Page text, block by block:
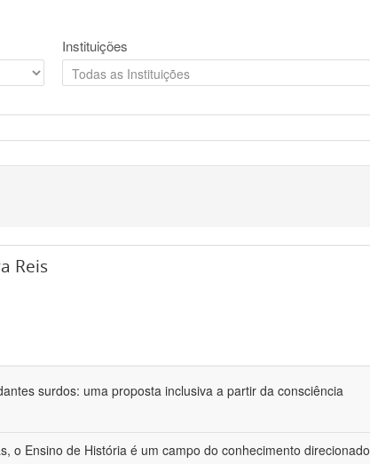
Instituições
Reis
surdos: uma proposta inclusiva a partir da consciência
o Ensino de História é um campo do conhecimento direcionado